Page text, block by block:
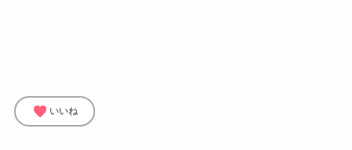
favorite いいね